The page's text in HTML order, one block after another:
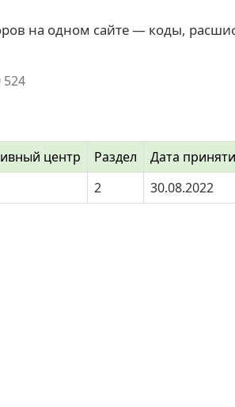
на одном сайте — коды,
524
центр Раздел Дата
2 30.08.2022